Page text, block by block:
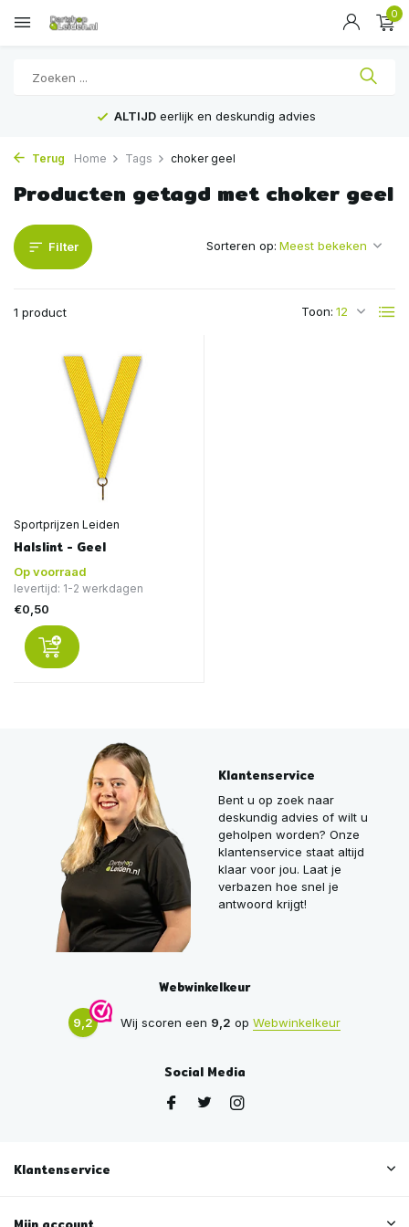
0
ALTIJD eerlijk en deskundig advies
Terug Home Tags choker geel
Producten getagd met choker geel
Filter
1 product Toon:
Sorteren op:
Sportprijzen Leiden
Halslint - Geel
Op voorraad
levertijd: 1-2 werkdagen
€0,50
Klantenservice
Bent u op zoek naar
deskundig advies of wilt u
geholpen worden? Onze
klantenservice staat altijd
klaar voor jou. Laat je
verbazen hoe snel je
antwoord krijgt!
Webwinkelkeur
9,2 Wij scoren een 9,2 op Webwinkelkeur
Social Media
Klantenservice